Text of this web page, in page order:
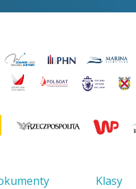
Klasy